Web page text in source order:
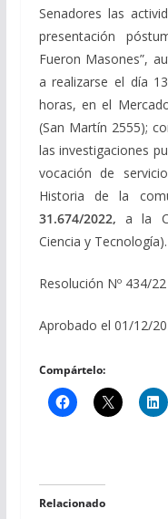
Senadores las
presentación
Fueron Masones”,
a realizarse el día
horas, en el
(San Martín 2555);
las investigaciones
vocación de
Historia de la
31.674/2022, a la
Ciencia y Tecnología).
Resolución Nº 434/22
Aprobado el 01/12/
Compártelo:
Relacionado